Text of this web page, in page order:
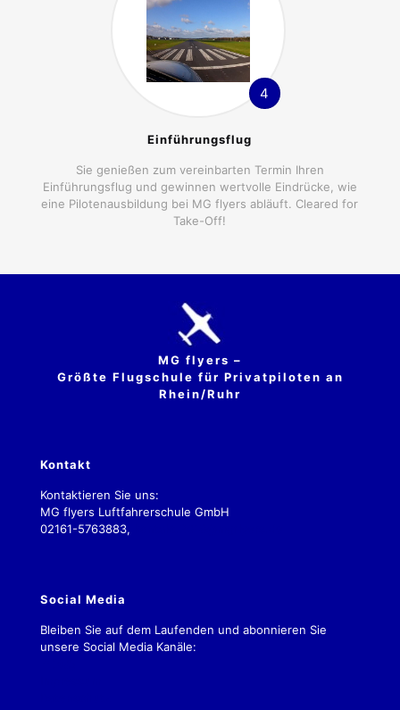
4
Einführungsflug
Sie genießen zum vereinbarten Termin Ihren
Einführungsflug und gewinnen wertvolle Eindrücke, wie
eine Pilotenausbildung bei MG flyers abläuft. Cleared for
Take-Off!
MG flyers –
Größte Flugschule für Privatpiloten an
Rhein/Ruhr
Kontakt
Kontaktieren Sie uns:
MG flyers Luftfahrerschule GmbH
02161-5763883,
Social Media
Bleiben Sie auf dem Laufenden und abonnieren Sie
unsere Social Media Kanäle: